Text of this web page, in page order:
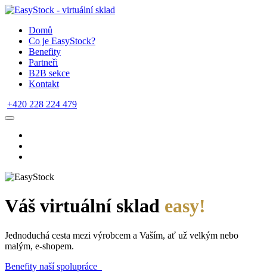
Domů
Co je EasyStock?
Benefity
Partneři
B2B sekce
Kontakt
+420 228 224 479
Váš virtuální sklad easy!
Jednoduchá cesta mezi výrobcem a Vaším, ať už velkým nebo
malým, e-shopem.
Benefity naší spolupráce